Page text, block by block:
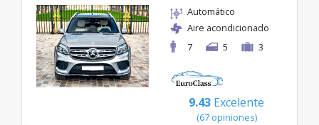
Automático
Aire acondicionado
7
5 3
9.43 Excelente
(67 opiniones)